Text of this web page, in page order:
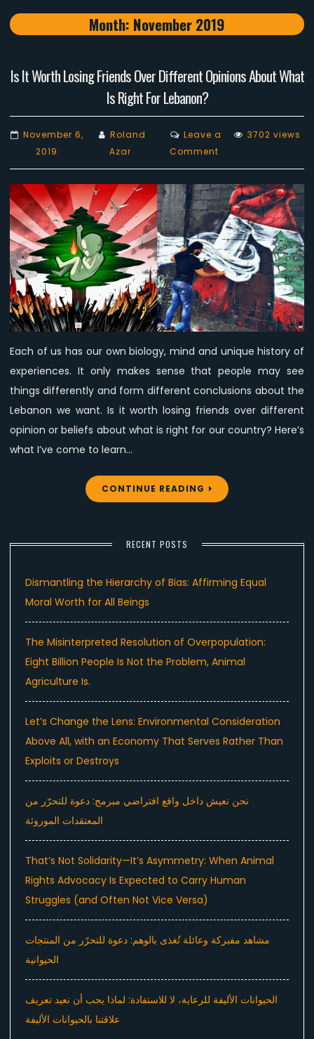
Month: November 2019
Is It Worth Losing Friends Over Different Opinions About What
Is Right For Lebanon?
November 6,
2019
Roland
Azar
Leave a
Commenton
Is
It
Worth
Losing
Friends
Over
Different
Opinions
About
What
Right
For
Lebanon?
3702 views
Each of us has our own biology, mind and unique history of
experiences. It only makes sense that people may see
things differently and form different conclusions about the
Lebanon we want. Is it worth losing friends over different
opinion or beliefs about what is right for our country? Here’s
what I’ve come to learn…
CONTINUE READING
RECENT POSTS
Dismantling the Hierarchy of Bias: Affirming Equal
Moral Worth for All Beings
The Misinterpreted Resolution of Overpopulation:
Eight Billion People Is Not the Problem, Animal
Agriculture Is.
Let’s Change the Lens: Environmental Consideration
Above All, with an Economy That Serves Rather Than
Exploits or Destroys
نحن نعيش داخل واقع افتراضي مبرمج: دعوة للتحرّر من
المعتقدات الموروثة
That’s Not Solidarity—It’s Asymmetry: When Animal
Rights Advocacy Is Expected to Carry Human
Struggles (and Often Not Vice Versa)
مشاهد مفبركة وعائلة تُغذى بالوهم: دعوة للتحرّر من المنتجات
الحيوانية
الحيوانات الأليفة للرعاية، لا للاستفادة: لماذا يجب أن نعيد تعريف
علاقتنا بالحيوانات الأليفة